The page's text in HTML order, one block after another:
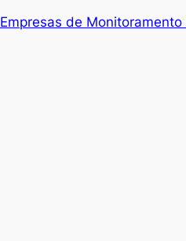
Empresas de